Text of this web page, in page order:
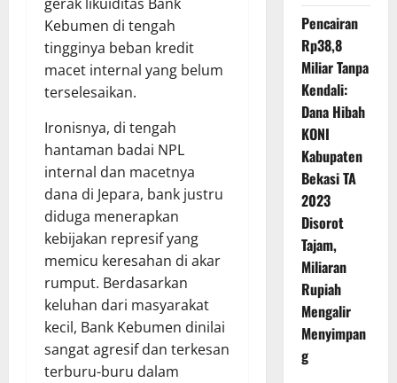
Kebumen di tengah
tingginya beban kredit
macet internal yang belum
terselesaikan.
Ironisnya, di tengah
hantaman badai NPL
internal dan macetnya
dana di Jepara, bank justru
diduga menerapkan
kebijakan represif yang
memicu keresahan di akar
rumput. Berdasarkan
keluhan dari masyarakat
kecil, Bank Kebumen dinilai
sangat agresif dan terkesan
terburu-buru dalam
Pencairan
Rp38,8
Miliar Tanpa
Kendali:
Dana Hibah
KONI
Kabupaten
Bekasi TA
2023
Disorot
Tajam,
Miliaran
Rupiah
Mengalir
Menyimpan
g